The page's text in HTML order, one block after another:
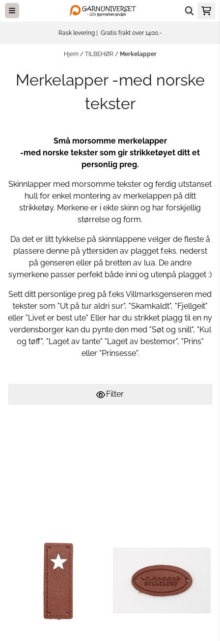
Hopp til innhold
Rask levering | Gratis frakt over 1400,-
Hjem / TILBEHØR / Merkelapper
Merkelapper -med norske
tekster
Små morsomme merkelapper
-med norske tekster som gir strikketøyet ditt et
personlig preg.
Skinnlapper med morsomme tekster og ferdig utstanset
hull for enkel montering av merkelappen på ditt
strikketøy. Merkene er i ekte skinn og har forskjellig
størrelse og form.
Da det er litt tykkelse på skinnlappene velger de fleste å
plassere denne på yttersiden av plagget f.eks. nederst
på genseren eller på bretten av lua. De andre
symerkene passer perfekt både inni og utenpå plagget :)
Sett ditt personlige preg på f.eks Villmarksgenseren med
tekster som "Ut på tur aldri sur", "Skamkaldt", "Fjellgeit"
eller "Livet er best ute" Eller har du strikket plagg til en ny
verdensborger kan du pynte den med "Søt og snill", "Kul
og tøff", "Laget av tante" "Laget av bestemor", "Prins"
eller "Prinsesse".
Filter